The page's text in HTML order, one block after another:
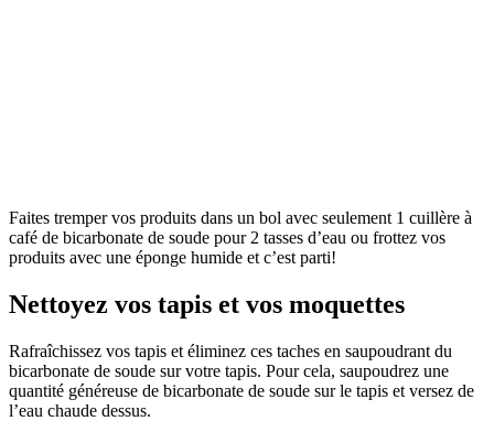
Faites tremper vos produits dans un bol avec seulement 1 cuillère à
café de bicarbonate de soude pour 2 tasses d’eau ou frottez vos
produits avec une éponge humide et c’est parti!
Nettoyez vos tapis et vos moquettes
Rafraîchissez vos tapis et éliminez ces taches en saupoudrant du
bicarbonate de soude sur votre tapis. Pour cela, saupoudrez une
quantité généreuse de bicarbonate de soude sur le tapis et versez de
l’eau chaude dessus.